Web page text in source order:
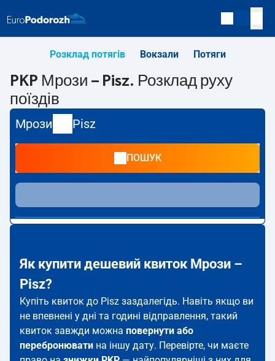
Розклад потягів Вокзали Потяги
PKP Мрози – Pisz. Розклад руху
поїздів
Мрози Pisz
ПОШУК
Як купити дешевий квиток Мрози –
Pisz?
Купіть квиток до Pisz заздалегідь. Навіть якщо ви
не впевнені у дні та годині відправлення, такий
квиток завжди можна повернути або
перебронювати на іншу дату. Перевірте, чи маєте